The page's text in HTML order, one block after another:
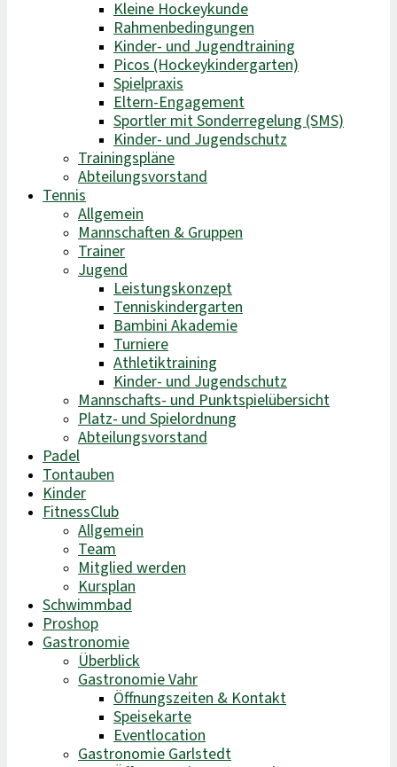
Kleine Hockeykunde
Rahmenbedingungen
Kinder- und Jugendtraining
Picos (Hockeykindergarten)
Spielpraxis
Eltern-Engagement
Sportler mit Sonderregelung (SMS)
Kinder- und Jugendschutz
Trainingspläne
Abteilungsvorstand
Tennis
Allgemein
Mannschaften & Gruppen
Trainer
Jugend
Leistungskonzept
Tenniskindergarten
Bambini Akademie
Turniere
Athletiktraining
Kinder- und Jugendschutz
Mannschafts- und Punktspielübersicht
Platz- und Spielordnung
Abteilungsvorstand
Padel
Tontauben
Kinder
FitnessClub
Allgemein
Team
Mitglied werden
Kursplan
Schwimmbad
Proshop
Gastronomie
Überblick
Gastronomie Vahr
Öffnungszeiten & Kontakt
Speisekarte
Eventlocation
Gastronomie Garlstedt